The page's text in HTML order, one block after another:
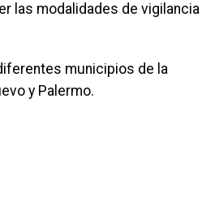
las modalidades de vigilancia
municipios de la
y Palermo.